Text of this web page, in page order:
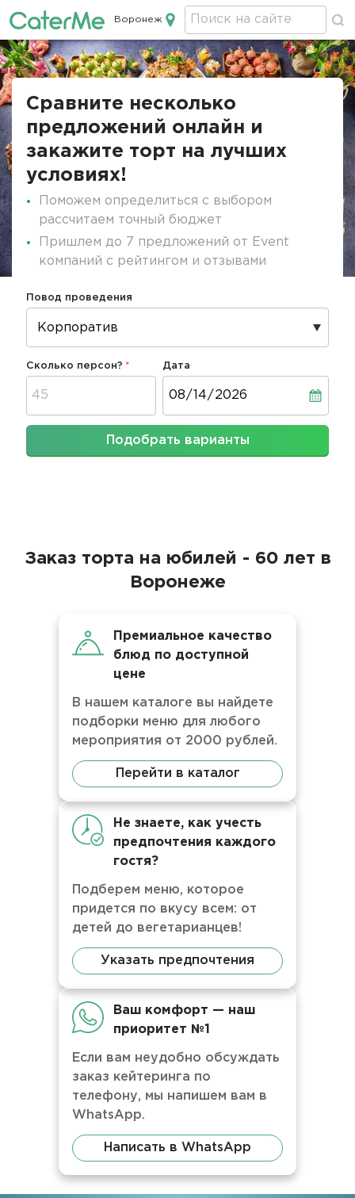
Кейтеринг в Воронеже
Воронеж
Строка
Сравните несколько
предложений онлайн и
закажите торт на лучших
условиях!
Поможем определиться с выбором
рассчитаем точный бюджет
Пришлем до 7 предложений от Event
компаний с рейтингом и отзывами
Повод проведения
Сколько персон? Дата
Подобрать варианты
Заказ торта на юбилей - 60 лет в
Воронеже
Премиальное качество
блюд по доступной
цене
В нашем каталоге вы найдете
подборки меню для любого
мероприятия от 2000 рублей.
Перейти в каталог
Не знаете, как учесть
предпочтения каждого
гостя?
Подберем меню, которое
придется по вкусу всем: от
детей до вегетарианцев!
Указать предпочтения
Ваш комфорт — наш
приоритет №1
Если вам неудобно обсуждать
заказ кейтеринга по
телефону, мы напишем вам в
WhatsApp.
Написать в WhatsApp